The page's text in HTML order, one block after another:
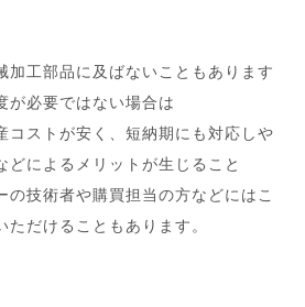
加工部品に及ばないこともあります
が必要ではない場合は
コストが安く、短納期にも対応しや
どによるメリットが生じること
の技術者や購買担当の方などにはこ
だけることもあります。